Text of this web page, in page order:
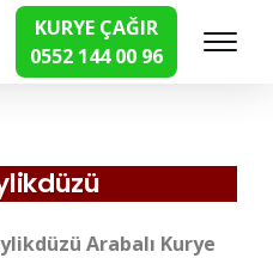
KURYE ÇAĞIR
0552 144 00 96
Hizmetleri
Arabalı Kurye